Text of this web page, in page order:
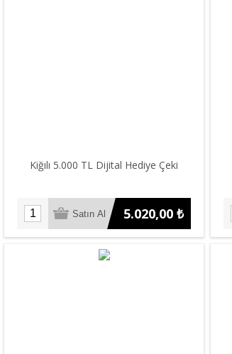
Kiğılı 5.000 TL Dijital Hediye Çeki
5.020,00 ₺